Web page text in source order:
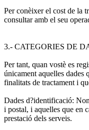
Per conèixer el cost de la
consultar amb el seu
3.- CATEGORIES DE
Per tant, quan vostè es
únicament aquelles dades
finalitats de tractament i
Dades d?identificació:
i postal, i aquelles que en
prestació dels serveis.